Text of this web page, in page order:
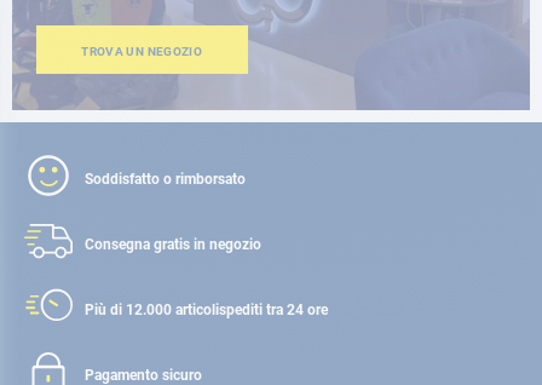
TROVA UN NEGOZIO
Soddisfatto o rimborsato
Consegna gratis in negozio
Più di 12.000 articolispediti tra 24 ore
Pagamento sicuro